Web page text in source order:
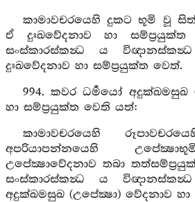
කාමාවචරයෙහි දුකට භූමි වූ
ඒ දුඃඛවේදනාව හා
සංස්කාරස්කන්‍ධ ය
දුඃඛවේදනාව හා සම්ප්‍රයුක්ත වෙත්.
994. කවර ධර්‍මයෝ අදුක්ඛමසුඛ
හා සම්ප්‍රයුක්ත වෙති යත්:
කාමාවචරයෙහි
අපරියාපන්නයෙහි
උපේක්‍ෂාවේදනාව තබා
සංස්කාරස්කන්‍ධ ය
අදුක්ඛමසුඛ (උපේක්‍ෂා) වේදනාව